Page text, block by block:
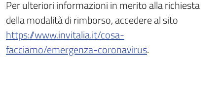
Per ulteriori informazioni in merito alla richiesta
della modalità di rimborso, accedere al sito
https://www.invitalia.it/cosa-
facciamo/emergenza-coronavirus.